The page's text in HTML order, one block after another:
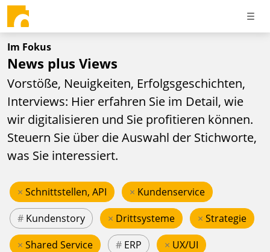
Im Fokus
News plus Views
Vorstöße, Neuigkeiten, Erfolgsgeschichten,
Interviews: Hier erfahren Sie im Detail, wie
wir digitalisieren und Sie profitieren können.
Steuern Sie über die Auswahl der Stichworte,
was Sie interessiert.
× Schnittstellen, API × Kundenservice
# Kundenstory × Drittsysteme × Strategie
× Shared Service # ERP × UX/UI